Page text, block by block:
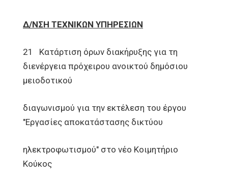
Δ/ΝΣΗ ΤΕΧΝΙΚΩΝ ΥΠΗΡΕΣΙΩΝ
21 Κατάρτιση όρων διακήρυξης για τη
διενέργεια πρόχειρου ανοικτού δημόσιου
μειοδοτικού
διαγωνισμού για την εκτέλεση του έργου
"Εργασίες αποκατάστασης δικτύου
ηλεκτροφωτισμού" στο νέο Κοιμητήριο
Κούκος